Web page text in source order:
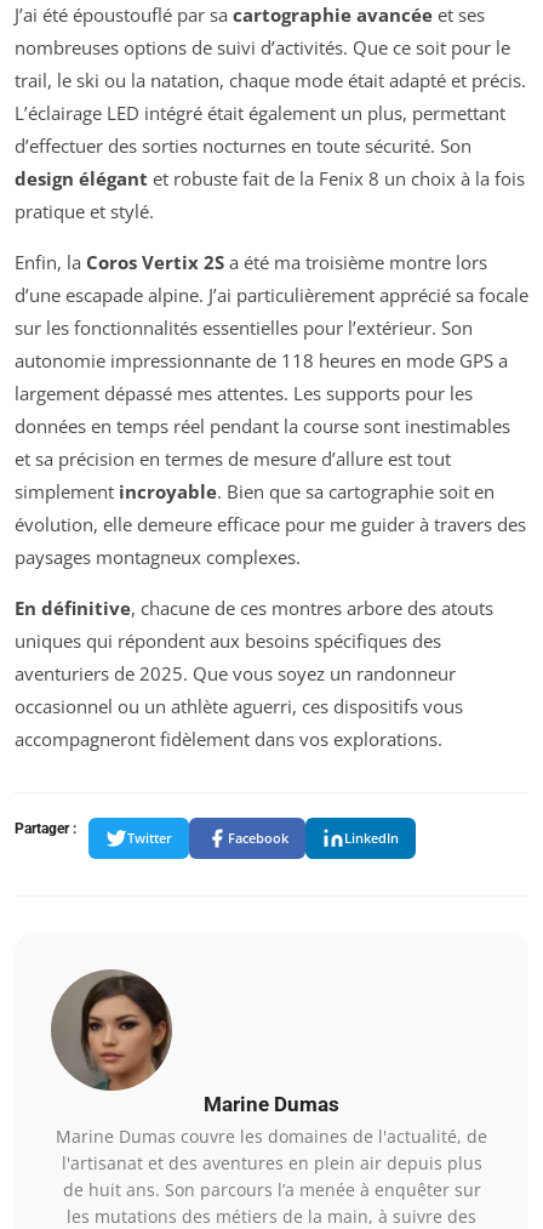
J’ai été époustouflé par sa cartographie avancée et ses
nombreuses options de suivi d’activités. Que ce soit pour le
trail, le ski ou la natation, chaque mode était adapté et précis.
L’éclairage LED intégré était également un plus, permettant
d’effectuer des sorties nocturnes en toute sécurité. Son
design élégant et robuste fait de la Fenix 8 un choix à la fois
pratique et stylé.
Enfin, la Coros Vertix 2S a été ma troisième montre lors
d’une escapade alpine. J’ai particulièrement apprécié sa focale
sur les fonctionnalités essentielles pour l’extérieur. Son
autonomie impressionnante de 118 heures en mode GPS a
largement dépassé mes attentes. Les supports pour les
données en temps réel pendant la course sont inestimables
et sa précision en termes de mesure d’allure est tout
simplement incroyable. Bien que sa cartographie soit en
évolution, elle demeure efficace pour me guider à travers des
paysages montagneux complexes.
En définitive, chacune de ces montres arbore des atouts
uniques qui répondent aux besoins spécifiques des
aventuriers de 2025. Que vous soyez un randonneur
occasionnel ou un athlète aguerri, ces dispositifs vous
accompagneront fidèlement dans vos explorations.
Partager :
Twitter Facebook LinkedIn
Marine Dumas
Marine Dumas couvre les domaines de l'actualité, de
l'artisanat et des aventures en plein air depuis plus
de huit ans. Son parcours l’a menée à enquêter sur
les mutations des métiers de la main, à suivre des